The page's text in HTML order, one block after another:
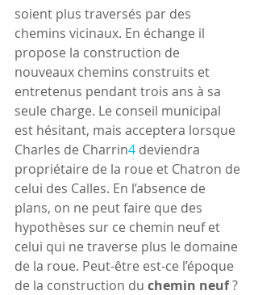
soient plus traversés par des
chemins vicinaux. En échange il
propose la construction de
nouveaux chemins construits et
entretenus pendant trois ans à sa
seule charge. Le conseil municipal
est hésitant, mais acceptera lorsque
Charles de Charrin4 deviendra
propriétaire de la roue et Chatron de
celui des Calles. En l’absence de
plans, on ne peut faire que des
hypothèses sur ce chemin neuf et
celui qui ne traverse plus le domaine
de la roue. Peut-être est-ce l’époque
de la construction du chemin neuf ?